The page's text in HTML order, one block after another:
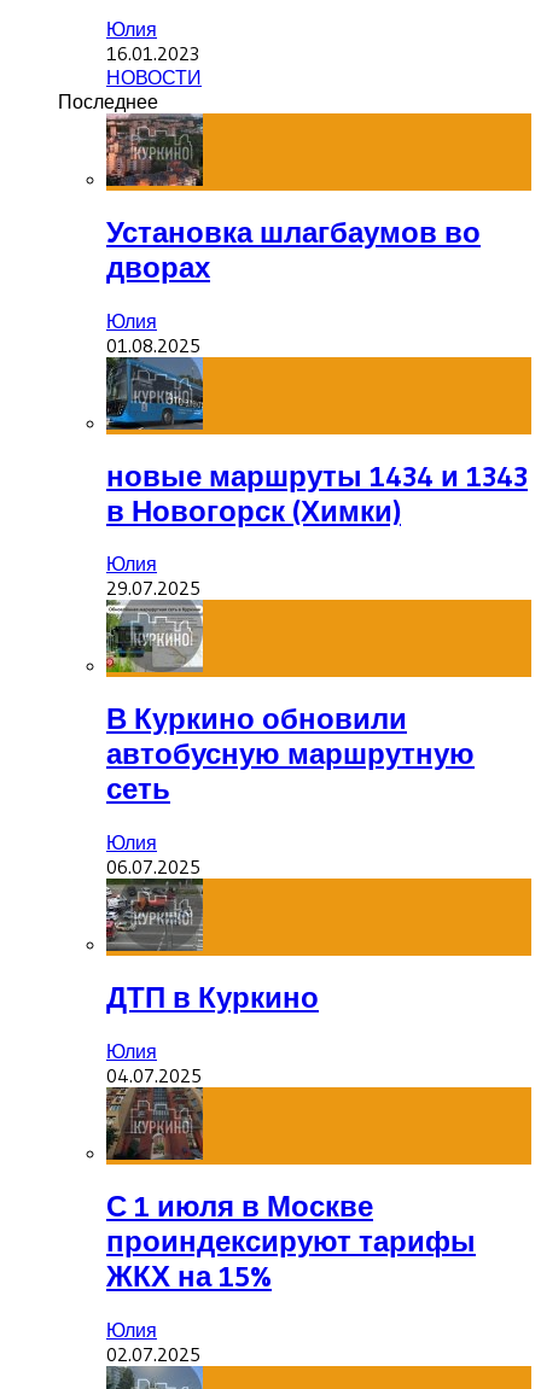
Юлия
16.01.2023
НОВОСТИ
Последнее
Установка шлагбаумов во
дворах
Юлия
01.08.2025
новые маршруты 1434 и 1343
в Новогорск (Химки)
Юлия
29.07.2025
В Куркино обновили
автобусную маршрутную
сеть
Юлия
06.07.2025
ДТП в Куркино
Юлия
04.07.2025
С 1 июля в Москве
проиндексируют тарифы
ЖКХ на 15%
Юлия
02.07.2025